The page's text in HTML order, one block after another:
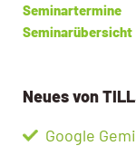
Seminartermine
Seminarübersicht
Neues von
Google